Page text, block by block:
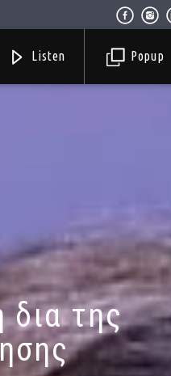
Popup
Listen
δια της